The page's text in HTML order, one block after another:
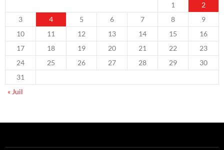
1
2
3
4 5 6 7 8
9
10
11 12 13 14 15
16
17
18 19 20 21 22
23
24
25 26 27 28 29
30
31
« Juil